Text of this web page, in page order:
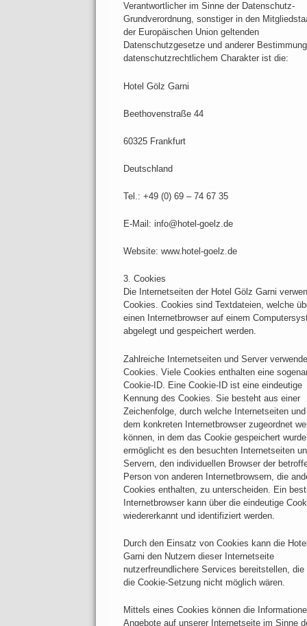
Verantwortlicher im Sinne der Datenschutz-
Grundverordnung, sonstiger in den
der Europäischen Union geltenden
Datenschutzgesetze und anderer
datenschutzrechtlichem Charakter ist die:
Hotel Gölz Garni
Beethovenstraße 44
60325 Frankfurt
Deutschland
Tel.: +49 (0) 69 – 74 67 35
E-Mail: info@hotel-goelz.de
Website: www.hotel-goelz.de
3. Cookies
Die Internetseiten der Hotel Gölz Garni
Cookies. Cookies sind Textdateien, welche
einen Internetbrowser auf einem
abgelegt und gespeichert werden.
Zahlreiche Internetseiten und Server
Cookies. Viele Cookies enthalten eine
Cookie-ID. Eine Cookie-ID ist eine eindeutige
Kennung des Cookies. Sie besteht aus einer
Zeichenfolge, durch welche Internetseiten
dem konkreten Internetbrowser zugeordnet
können, in dem das Cookie gespeichert
ermöglicht es den besuchten Internetseiten
Servern, den individuellen Browser der
Person von anderen Internetbrowsern, die
Cookies enthalten, zu unterscheiden. Ein
Internetbrowser kann über die eindeutige
wiedererkannt und identifiziert werden.
Durch den Einsatz von Cookies kann die
Garni den Nutzern dieser Internetseite
nutzerfreundlichere Services bereitstellen, die
die Cookie-Setzung nicht möglich wären.
Mittels eines Cookies können die
Angebote auf unserer Internetseite im Sinne